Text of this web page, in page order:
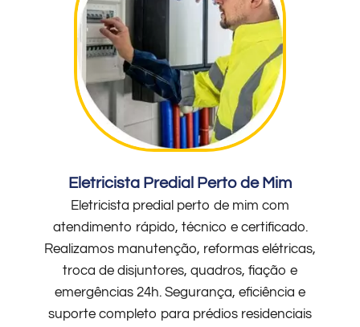
Eletricista Predial Perto de Mim
Eletricista predial perto de mim com
atendimento rápido, técnico e certificado.
Realizamos manutenção, reformas elétricas,
troca de disjuntores, quadros, fiação e
emergências 24h. Segurança, eficiência e
suporte completo para prédios residenciais